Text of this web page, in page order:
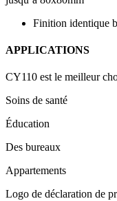
Finition identique
APPLICATIONS
CY110 est le meilleur
Soins de santé
Éducation
Des bureaux
Appartements
Logo de déclaration de